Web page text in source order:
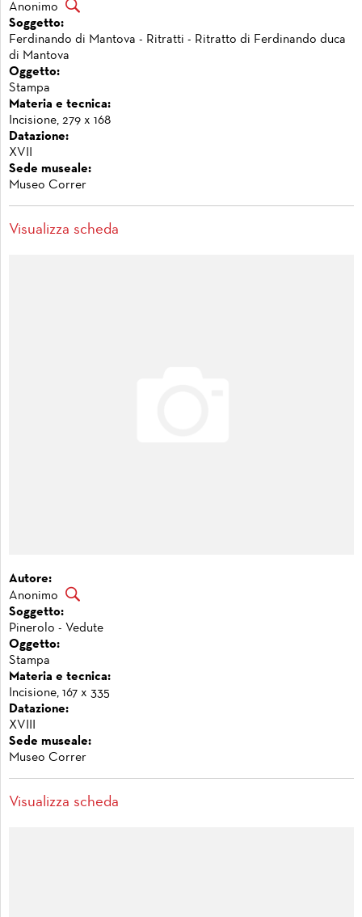
Anonimo
Soggetto:
Ferdinando di Mantova - Ritratti - Ritratto di Ferdinando duca
di Mantova
Oggetto:
Stampa
Materia e tecnica:
Incisione, 279 x 168
Datazione:
XVII
Sede museale:
Museo Correr
Visualizza scheda
Autore:
Anonimo
Soggetto:
Pinerolo - Vedute
Oggetto:
Stampa
Materia e tecnica:
Incisione, 167 x 335
Datazione:
XVIII
Sede museale:
Museo Correr
Visualizza scheda